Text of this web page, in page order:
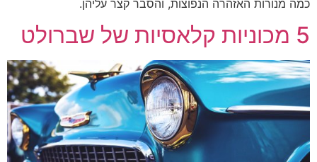
כמה מנורות האזהרה הנפוצות, והסבר קצר עליהן.
5 מכוניות קלאסיות של שברולט